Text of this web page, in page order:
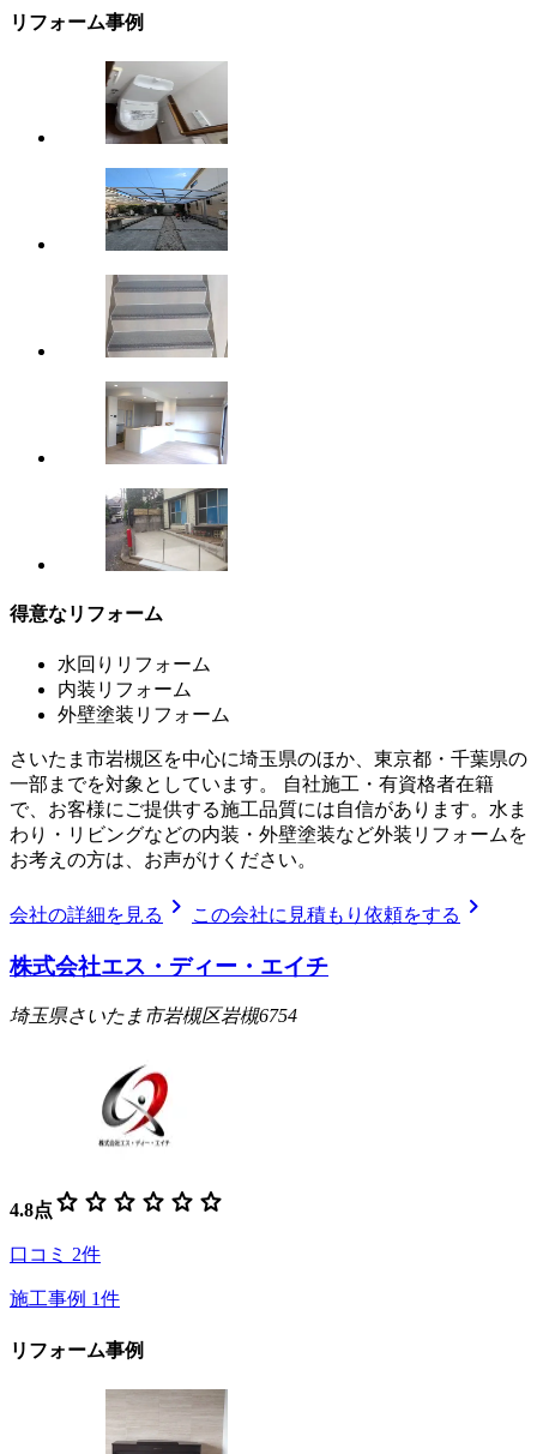
リフォーム事例
得意なリフォーム
水回りリフォーム
内装リフォーム
外壁塗装リフォーム
さいたま市岩槻区を中心に埼玉県のほか、東京都・千葉県の
一部までを対象としています。 自社施工・有資格者在籍
で、お客様にご提供する施工品質には自信があります。水ま
わり・リビングなどの内装・外壁塗装など外装リフォームを
お考えの方は、お声がけください。
会社の詳細を見る chevron_right この会社に見積もり依頼をする chevron_right
株式会社エス・ディー・エイチ
埼玉県さいたま市岩槻区岩槻6754
4.8点 star star star star star star
口コミ 2件
施工事例 1件
リフォーム事例